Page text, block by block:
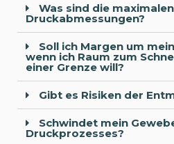
Was sind die maximalen
Druckabmessungen?
Soll ich Margen um
wenn ich Raum zum
einer Grenze will?
Gibt es Risiken der
Schwindet mein
Druckprozesses?